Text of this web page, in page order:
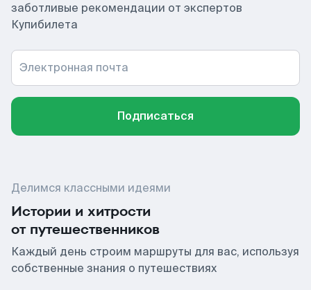
заботливые рекомендации от экспертов
Купибилета
Электронная почта
Подписаться
Делимся классными идеями
Истории и хитрости
от путешественников
Каждый день строим маршруты для вас, используя
собственные знания о путешествиях